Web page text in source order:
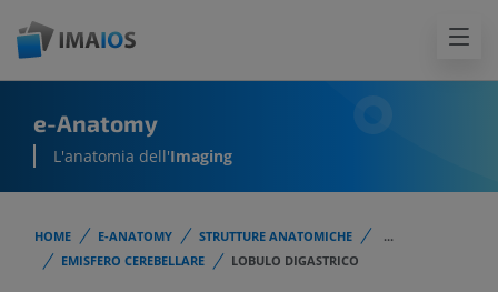
e-Anatomy
L'anatomia dell'Imaging
HOME E-ANATOMY STRUTTURE ANATOMICHE
...
EMISFERO CEREBELLARE
LOBULO DIGASTRICO